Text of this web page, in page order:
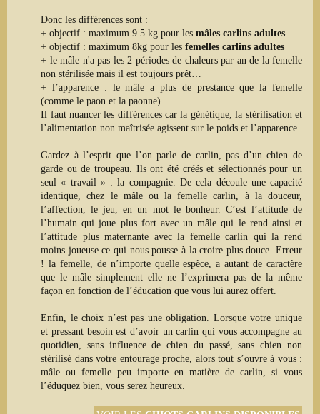
Donc les différences sont :
+ objectif : maximum 9.5 kg pour lesmâles carlins adultes
+ objectif : maximum 8kg pour lesfemelles carlins adultes
+ le mâle n'a pas les 2 périodes de chaleurs par an de la femelle
non stérilisée mais il est toujours prêt…
+ l’apparence: le mâle a plus de prestance que la femelle
(comme le paon et la paonne)
Il faut nuancer les différences car la génétique, la stérilisation et
l’alimentation non maîtrisée agissent sur le poids et l’apparence.
Gardez à l’esprit que l’on parle de carlin, pas d’un chien de
garde ou de troupeau. Ils ont été créés et sélectionnés pour un
seul « travail » : la compagnie. De cela découle une capacité
identique, chez le mâle ou la femelle carlin, à la douceur,
l’affection, le jeu, en un mot le bonheur. C’est l’attitude de
l’humain qui joue plus fort avec un mâle qui le rend ainsi et
l’attitude plus maternante avec la femelle carlin qui la rend
moins joueuse ce qui nous pousse à la croire plus douce. Erreur
! la femelle, de n’importe quelle espèce, a autant de caractère
que le mâle simplement elle ne l’exprimera pas de la même
façon en fonction de l’éducation que vous lui aurez offert.
Enfin, le choix n’est pas une obligation. Lorsque votre unique
et pressant besoin est d’avoir un carlin qui vous accompagne au
quotidien, sans influence de chien du passé, sans chien non
stérilisé dans votre entourage proche, alors tout s’ouvre à vous :
mâle ou femelle peu importe en matière de carlin, si vous
l’éduquez bien, vous serez heureux.